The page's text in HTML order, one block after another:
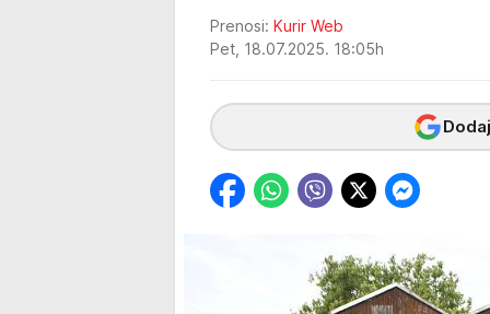
Prenosi: Kurir Web
Pet, 18.07.2025. 18:05h